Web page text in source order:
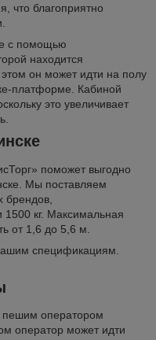
что благоприятно
с помощью
находится
он может идти на полу
платформе. Кабиной
это увеличивает
поможет выгодно
Мы поставляем
брендов,
кг. Максимальная
от 1,6 до 5,6 м.
спецификациям.
пешим оператором
оператор может идти